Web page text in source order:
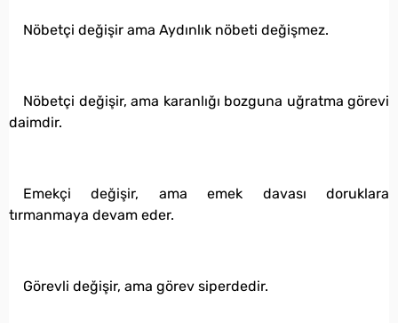
Nöbetçi değişir ama Aydınlık nöbeti değişmez.
Nöbetçi değişir, ama karanlığı bozguna uğratma görevi
daimdir.
Emekçi değişir, ama emek davası doruklara
tırmanmaya devam eder.
Görevli değişir, ama görev siperdedir.